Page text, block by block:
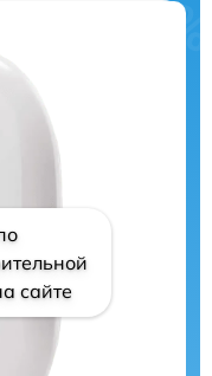
сайте